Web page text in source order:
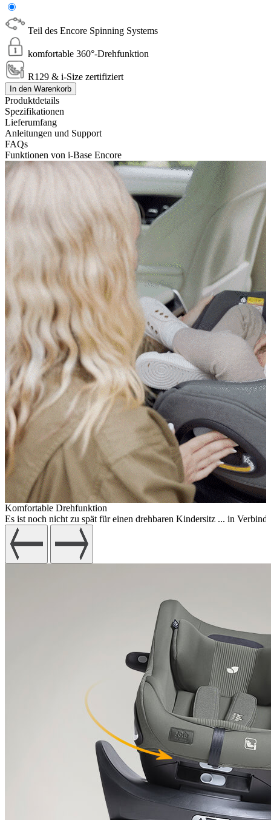
Teil des Encore Spinning Systems
komfortable 360°-Drehfunktion
R129 & i-Size zertifiziert
In den Warenkorb
Produktdetails
Spezifikationen
Lieferumfang
Anleitungen und Support
FAQs
Funktionen von i-Base Encore
Komfortable Drehfunktion
Es ist noch nicht zu spät für einen drehbaren Kindersitz ... in